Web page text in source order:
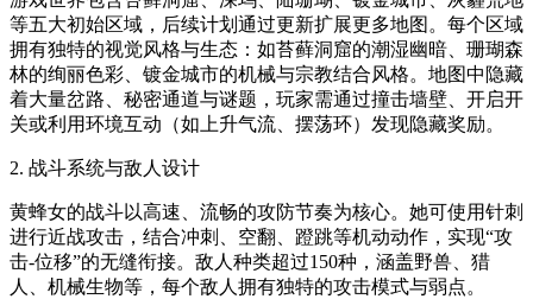
等五大初始区域，后续计划通过更新扩展更多地图。每个区域
拥有独特的视觉风格与生态：如苔藓洞窟的潮湿幽暗、珊瑚森
林的绚丽色彩、镀金城市的机械与宗教结合风格。地图中隐藏
着大量岔路、秘密通道与谜题，玩家需通过撞击墙壁、开启开
关或利用环境互动（如上升气流、摆荡环）发现隐藏奖励。
2. 战斗系统与敌人设计
黄蜂女的战斗以高速、流畅的攻防节奏为核心。她可使用针刺
进行近战攻击，结合冲刺、空翻、蹬跳等机动动作，实现“攻
击-位移”的无缝衔接。敌人种类超过150种，涵盖野兽、猎
人、机械生物等，每个敌人拥有独特的攻击模式与弱点。